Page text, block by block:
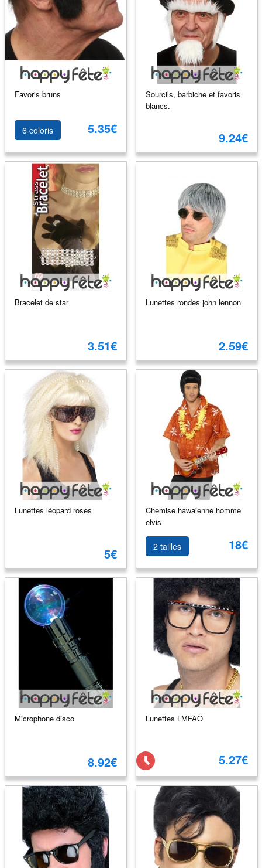
Favoris bruns
6 coloris 5.35€
Sourcils, barbiche et favoris
blancs.
9.24€
Bracelet de star
3.51€
Lunettes rondes john lennon
2.59€
Lunettes léopard roses
5€
Chemise hawaienne homme
elvis
2 tailles 18€
Microphone disco
8.92€
Lunettes LMFAO
5.27€